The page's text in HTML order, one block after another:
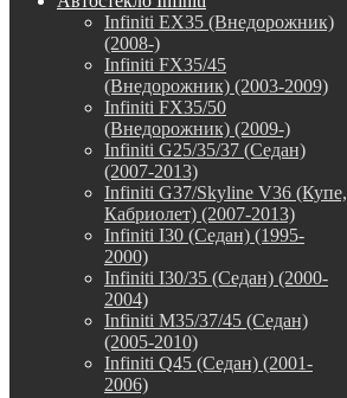
Infiniti EX35 (Внедорожник)
(2008-)
Infiniti FX35/45
(Внедорожник) (2003-2009)
Infiniti FX35/50
(Внедорожник) (2009-)
Infiniti G25/35/37 (Седан)
(2007-2013)
Infiniti G37/Skyline V36 (Купе,
Кабриолет) (2007-2013)
Infiniti I30 (Седан) (1995-
2000)
Infiniti I30/35 (Седан) (2000-
2004)
Infiniti M35/37/45 (Седан)
(2005-2010)
Infiniti Q45 (Седан) (2001-
2006)